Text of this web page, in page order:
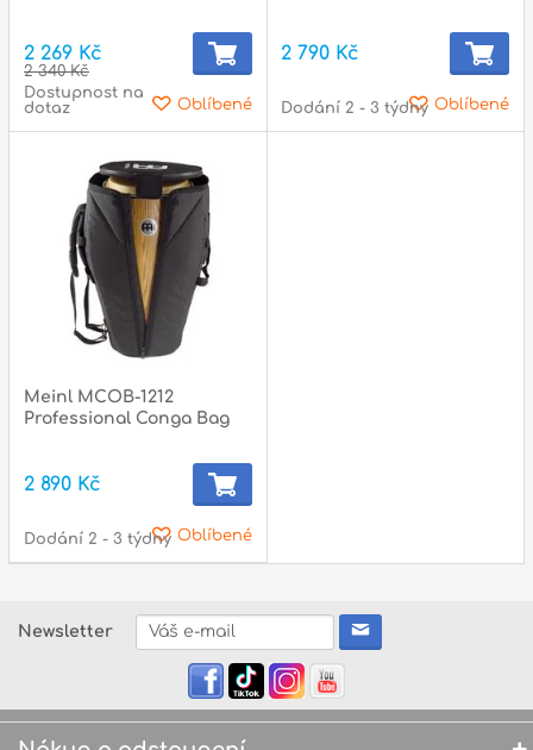
2 269 Kč
2 340 Kč
Oblíbené
Dostupnost na
dotaz
2 790 Kč
Oblíbené
Dodání 2 - 3 týdny
Meinl MCOB-1212
Professional Conga Bag
2 890 Kč
Oblíbené
Dodání 2 - 3 týdny
Newsletter